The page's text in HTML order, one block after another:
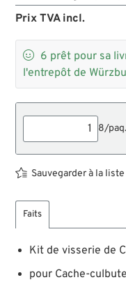
Prix TVA incl.
 6 prêt pour sa
l'entrepôt de
8/paq.
Sauvegarder à la liste
Faits
Kit de visserie de
pour Cache-